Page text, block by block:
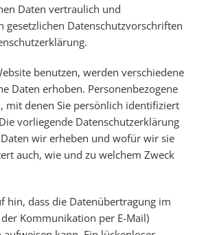
Daten vertraulich und
gesetzlichen Datenschutzvorschriften
benutzen, werden verschiedene
Daten erhoben. Personenbezogene
mit denen Sie persönlich identifiziert
vorliegende Datenschutzerklärung
wir erheben und wofür wir sie
auch, wie und zu welchem Zweck
hin, dass die Datenübertragung im
Kommunikation per E-Mail)